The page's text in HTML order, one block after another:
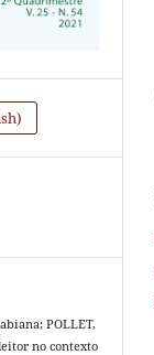
POLLET,
no contexto